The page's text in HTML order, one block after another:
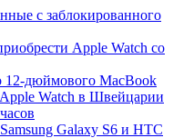
с заблокированного
Apple Watch со
12-дюймового MacBook
Watch в Швейцарии
Galaxy S6 и HTC